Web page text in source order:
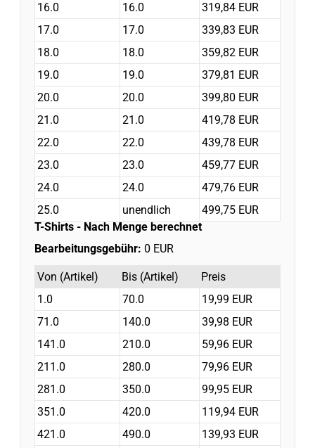
16.0
16.0
319,84 EUR
17.0
17.0
339,83 EUR
18.0
18.0
359,82 EUR
19.0
19.0
379,81 EUR
20.0
20.0
399,80 EUR
21.0
21.0
419,78 EUR
22.0
22.0
439,78 EUR
23.0
23.0
459,77 EUR
24.0
24.0
479,76 EUR
25.0
unendlich
499,75 EUR
T-Shirts - Nach Menge berechnet
Bearbeitungsgebühr: 0 EUR
Von (Artikel) Bis (Artikel)
Preis
1.0
70.0
19,99 EUR
71.0
140.0
39,98 EUR
141.0
210.0
59,96 EUR
211.0
280.0
79,96 EUR
281.0
350.0
99,95 EUR
351.0
420.0
119,94 EUR
421.0
490.0 139,93 EUR